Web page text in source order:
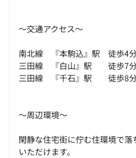
～交通アクセス～
南北線 『本駒込』駅 徒歩4
三田線 『白山』駅 徒歩7
三田線 『千石』駅 徒歩8
～周辺環境～
閑静な住宅街に佇む住環境で
いただけます。